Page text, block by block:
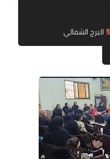
البرج الشمالي